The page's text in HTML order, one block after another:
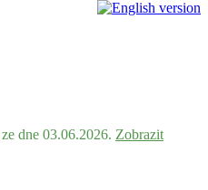
dne 03.06.2026. Zobrazit